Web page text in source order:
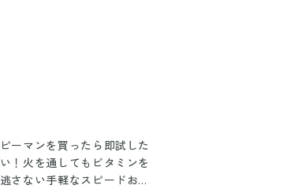
ピーマンを買ったら即試した
い！火を通してもビタミンを
逃さない手軽なスピードおか